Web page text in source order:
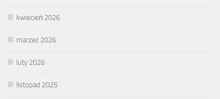
kwiecień 2026
marzec 2026
luty 2026
listopad 2025